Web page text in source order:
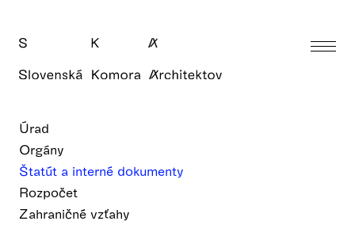
Úrad
Orgány
Štatút a interné dokumenty
Rozpočet
Zahraničné vzťahy